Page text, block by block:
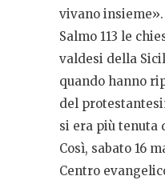
vivano
Salmo 113 le
valdesi della
quando hanno
del
si era più tenuta
Così, sabato 16
Centro